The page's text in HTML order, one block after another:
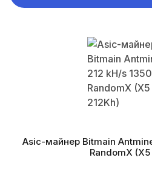
Asic-майнер Bitmain
RandomX (X5